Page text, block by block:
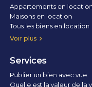
Voir plus
Appartements en location
Maisons en location
Tous les biens en location
Services
Publier un bien avec vue
Quelle est la valeur de la